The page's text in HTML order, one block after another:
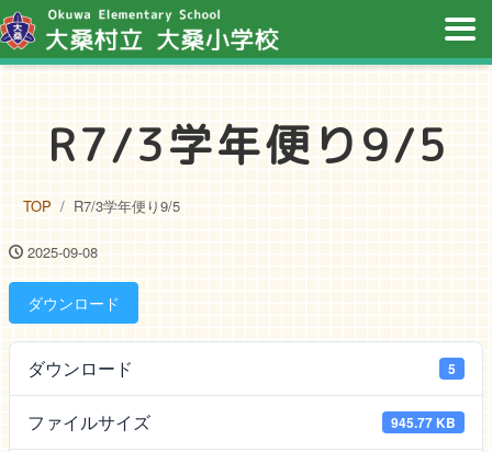
R7/3学年便り9/5
TOP R7/3学年便り9/5
2025-09-08
ダウンロード
ダウンロード 5
ファイルサイズ 945.77 KB